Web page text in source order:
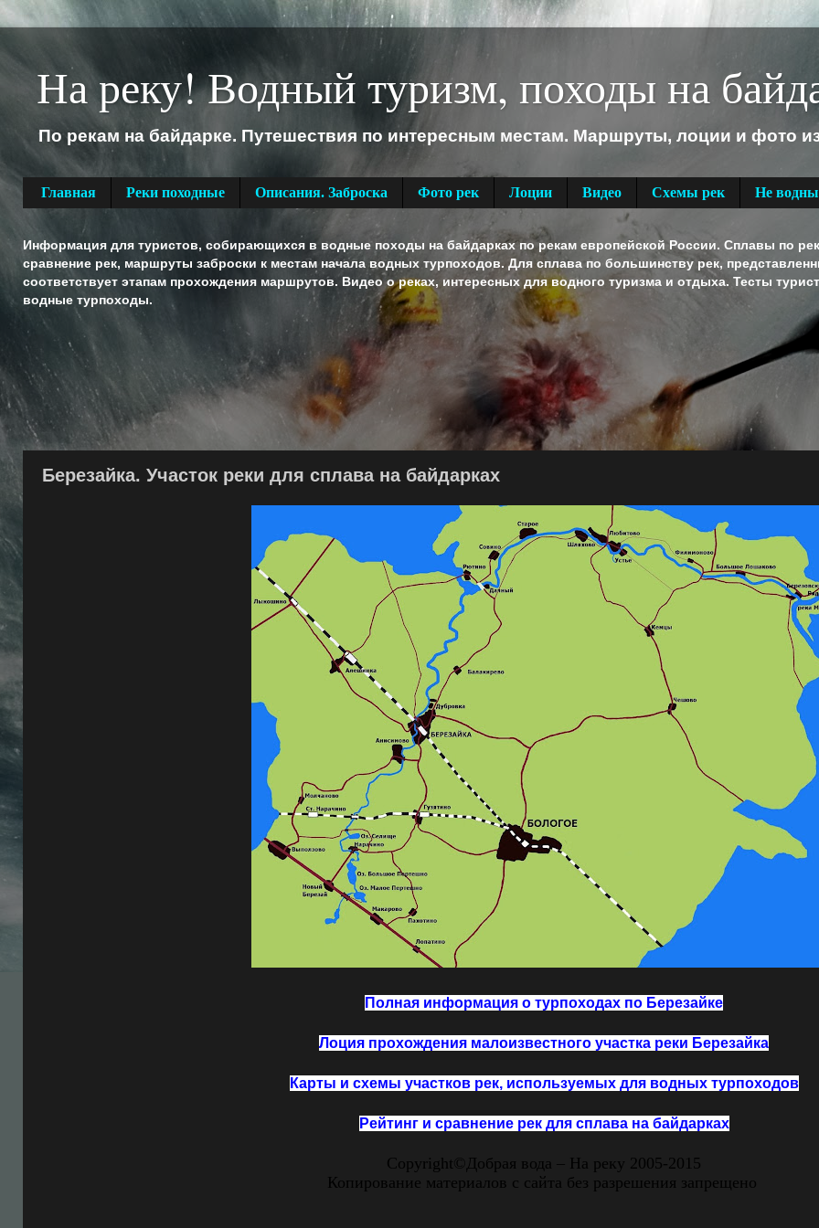
На реку! Водный туризм, походы на
По рекам на байдарке. Путешествия по интересным местам. Маршруты, лоции и фото
Главная Реки походные Описания. Заброска Фото рек Лоции Видео Схемы рек Не
Информация для туристов, собирающихся в водные походы на байдарках по рекам европейской России. Сплавы по
сравнение рек, маршруты заброски к местам начала водных турпоходов. Для сплава по большинству рек,
соответствует этапам прохождения маршрутов. Видео о реках, интересных для водного туризма и отдыха. Тесты
водные турпоходы.
Березайка. Участок реки для сплава на байдарках
Полная информация о турпоходах по Березайке
Лоция прохождения малоизвестного участка реки Березайка
Карты и схемы участков рек, используемых для водных турпоходов
Рейтинг и сравнение рек для сплава на байдарках
Copyright ©Добрая вода – На реку 2005-2015
Копирование материалов с сайта без разрешения запрещено